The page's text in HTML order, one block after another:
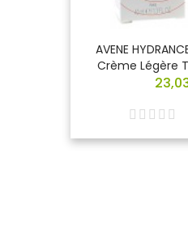
AVENE
Crème Légère